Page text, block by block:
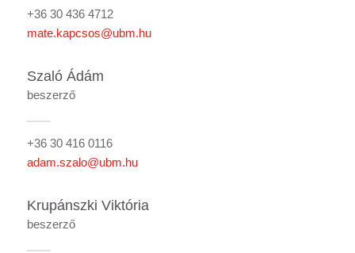
+36 30 436 4712
mate.kapcsos@ubm.hu
Szaló Ádám
beszerző
+36 30 416 0116
adam.szalo@ubm.hu
Krupánszki Viktória
beszerző